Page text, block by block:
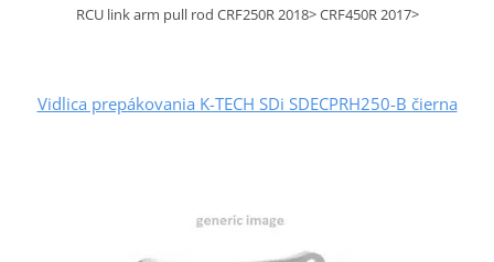
RCU link arm pull rod CRF250R 2018> CRF450R 2017>
Vidlica prepákovania K-TECH SDi SDECPRH250-B čierna